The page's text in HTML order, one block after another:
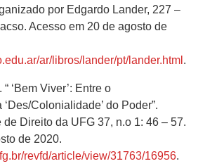
por Edgardo Lander, 227 –
Acesso em 20 de agosto de
ar/libros/lander/pt/lander.html .
‘Bem Viver’: Entre o
‘Des/Colonialidade’ do Poder”.
Direito da UFG 37, n.o 1: 46 – 57.
de 2020.
revfd/article/view/31763/16956.